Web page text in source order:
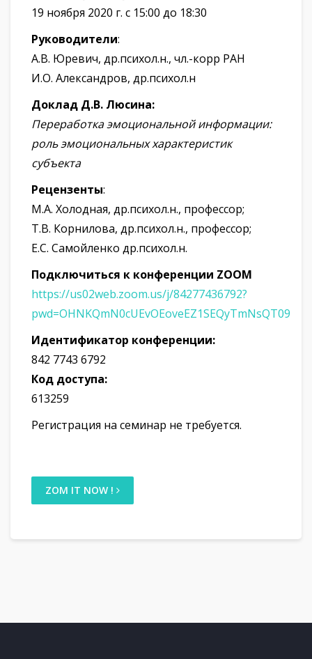
19 ноября 2020 г. с 15:00 до 18:30
Руководители:
А.В. Юревич, др.психол.н., чл.-корр РАН
И.О. Александров, др.психол.н
Доклад Д.В. Люсина:
Переработка эмоциональной информации:
роль эмоциональных характеристик
субъекта
Рецензенты:
М.А. Холодная, др.психол.н., профессор;
Т.В. Корнилова, др.психол.н., профессор;
Е.С. Самойленко др.психол.н.
Подключиться к конференции ZOOM
https://us02web.zoom.us/j/84277436792?
pwd=OHNKQmN0cUEvOEoveEZ1SEQyTmNsQT09
Идентификатор конференции:
842 7743 6792
Код доступа:
613259
Регистрация на семинар не требуется.
ZOM IT NOW !